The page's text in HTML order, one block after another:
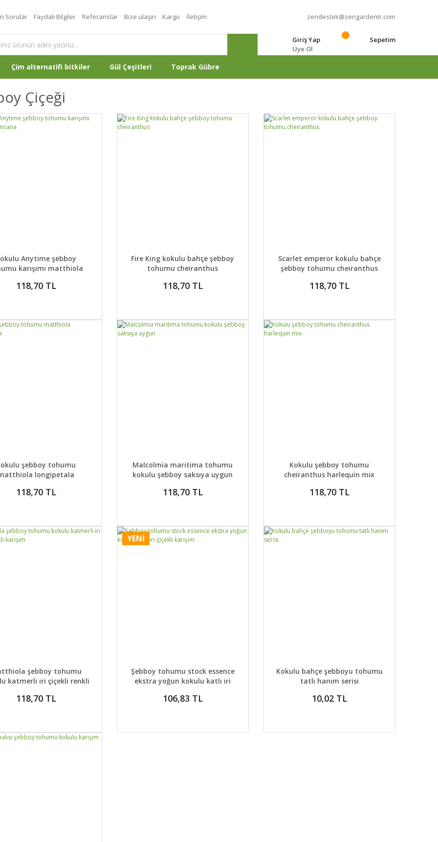
Sorular Faydalı Bilgiler Referanslar Bize ulaşın Kargo İletişim zendestek@zengardentr.com
Giriş Yap
Üye Ol
Sepetim
Çim alternatifi bitkiler Gül Çeşitleri Toprak Gübre
Çiçeği
SEPETE EKLE
Anytime şebboy
karışımı matthiola
118,70 TL
DETAYLAR SEPETE EKLE
Fire King kokulu bahçe şebboy
tohumu cheiranthus
118,70 TL
DETAYLAR SEPETE EKLE
Scarlet emperor kokulu bahçe
şebboy tohumu cheiranthus
118,70 TL
SEPETE EKLE
şebboy tohumu
longipetala
118,70 TL
DETAYLAR SEPETE EKLE
Malcolmia maritima tohumu
kokulu şebboy saksıya uygun
118,70 TL
DETAYLAR SEPETE EKLE
Kokulu şebboy tohumu
cheiranthus harlequin mix
118,70 TL
SEPETE EKLE
şebboy tohumu
katmerli iri çiçekli renkli
118,70 TL
YENİ
DETAYLAR GELİNCE HABER VER
Şebboy tohumu stock essence
ekstra yoğun kokulu katlı iri
106,83 TL
DETAYLAR GELİNCE HABER VER
Kokulu bahçe şebboyu tohumu
tatlı hanım serisi
10,02 TL